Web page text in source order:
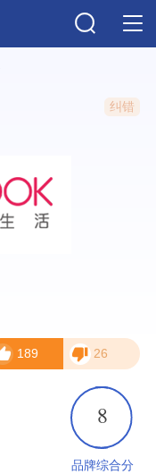
纠错
189 26
8
品牌综合分